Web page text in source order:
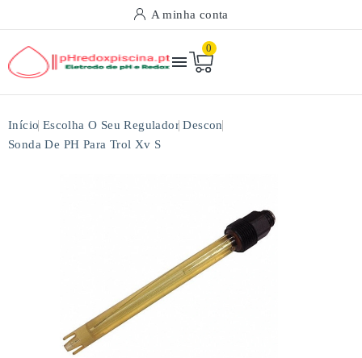
A minha conta

0
Início Escolha O Seu Regulador Descon
Sonda De PH Para Trol Xv S